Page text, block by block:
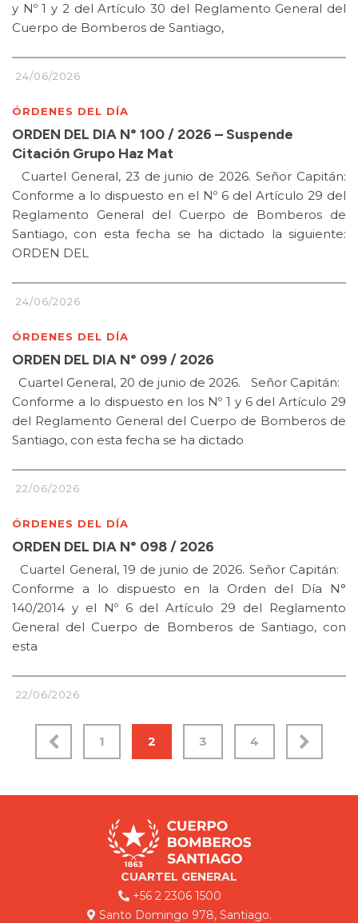
y Nº 1 y 2 del Artículo 30 del Reglamento General del
Cuerpo de Bomberos de Santiago,
24/06/2026
ÓRDENES DEL DÍA
ORDEN DEL DIA N° 100 / 2026 – Suspende
Citación Grupo Haz Mat
Cuartel General, 23 de junio de 2026. Señor Capitán:
Conforme a lo dispuesto en el Nº 6 del Artículo 29 del
Reglamento General del Cuerpo de Bomberos de
Santiago, con esta fecha se ha dictado la siguiente:
ORDEN DEL
24/06/2026
ÓRDENES DEL DÍA
ORDEN DEL DIA N° 099 / 2026
Cuartel General, 20 de junio de 2026. Señor Capitán:
Conforme a lo dispuesto en los Nº 1 y 6 del Artículo 29
del Reglamento General del Cuerpo de Bomberos de
Santiago, con esta fecha se ha dictado
22/06/2026
ÓRDENES DEL DÍA
ORDEN DEL DIA N° 098 / 2026
Cuartel General, 19 de junio de 2026. Señor Capitán:
Conforme a lo dispuesto en la Orden del Día N°
140/2014 y el Nº 6 del Artículo 29 del Reglamento
General del Cuerpo de Bomberos de Santiago, con
esta
22/06/2026
1 2 3 4
CUARTEL GENERAL
+56 2 2306 1500
Santo Domingo 978, Santiago.